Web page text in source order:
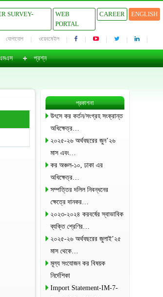
SURVEY-
WEB
PORTAL
CAREER ENGLISH
যোগাযোগ ওয়েবমেইল
প্রশ্ন
প্রকাশনা
উৎসে কর কর্তন/সংগ্রহ সংক্রান্ত
অধিক্ষেত্র…
২০২৫-২৬ অর্থবছরের জুন’২৬
মাস এবং…
কর অঞ্চল-১০, ঢাকা এর
অধিক্ষেত্র…
সম্পত্তির দলিল নিবন্ধনের
ক্ষেত্রে দানকর…
২০২৩-২০২৪ করবর্ষের স্বাভাবিক
ব্যক্তি শ্রেণির…
২০২৫-২৬ অর্থবছরের জুলাই’২৫
মাস থেকে…
মূল্য সংযোজন কর বিষয়ক
নির্দেশিকা
Import Statement-IM-7-